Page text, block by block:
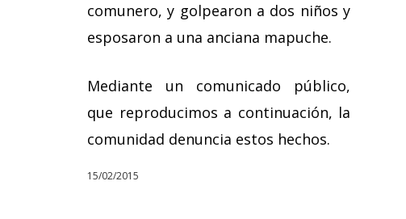
comunero, y golpearon a dos niños y
esposaron a una anciana mapuche.
Mediante un comunicado público,
que reproducimos a continuación, la
comunidad denuncia estos hechos.
15/02/2015